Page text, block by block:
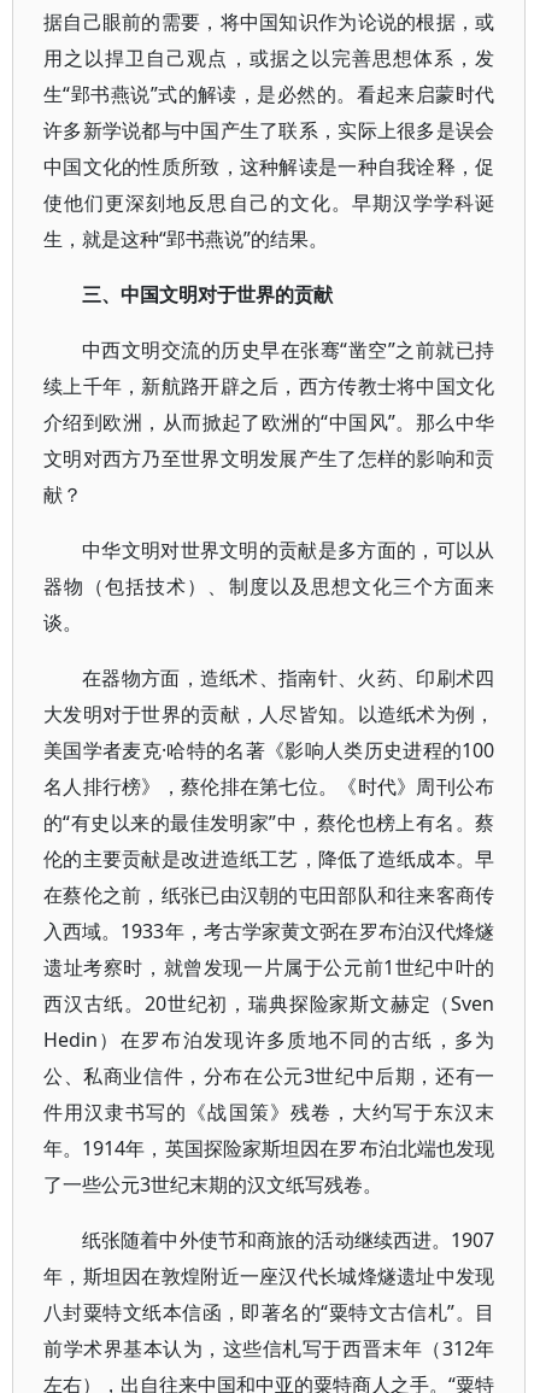
据自己眼前的需要，将中国知识作为论说的根据，或
用之以捍卫自己观点，或据之以完善思想体系，发
生“郢书燕说”式的解读，是必然的。看起来启蒙时代
许多新学说都与中国产生了联系，实际上很多是误会
中国文化的性质所致，这种解读是一种自我诠释，促
使他们更深刻地反思自己的文化。早期汉学学科诞
生，就是这种“郢书燕说”的结果。
三、中国文明对于世界的贡献
中西文明交流的历史早在张骞“凿空”之前就已持
续上千年，新航路开辟之后，西方传教士将中国文化
介绍到欧洲，从而掀起了欧洲的“中国风”。那么中华
文明对西方乃至世界文明发展产生了怎样的影响和贡
献？
中华文明对世界文明的贡献是多方面的，可以从
器物（包括技术）、制度以及思想文化三个方面来
谈。
在器物方面，造纸术、指南针、火药、印刷术四
大发明对于世界的贡献，人尽皆知。以造纸术为例，
美国学者麦克·哈特的名著《影响人类历史进程的100
名人排行榜》，蔡伦排在第七位。《时代》周刊公布
的“有史以来的最佳发明家”中，蔡伦也榜上有名。蔡
伦的主要贡献是改进造纸工艺，降低了造纸成本。早
在蔡伦之前，纸张已由汉朝的屯田部队和往来客商传
入西域。1933年，考古学家黄文弼在罗布泊汉代烽燧
遗址考察时，就曾发现一片属于公元前1世纪中叶的
西汉古纸。20世纪初，瑞典探险家斯文赫定（Sven
Hedin）在罗布泊发现许多质地不同的古纸，多为
公、私商业信件，分布在公元3世纪中后期，还有一
件用汉隶书写的《战国策》残卷，大约写于东汉末
年。1914年，英国探险家斯坦因在罗布泊北端也发现
了一些公元3世纪末期的汉文纸写残卷。
纸张随着中外使节和商旅的活动继续西进。1907
年，斯坦因在敦煌附近一座汉代长城烽燧遗址中发现
八封粟特文纸本信函，即著名的“粟特文古信札”。目
前学术界基本认为，这些信札写于西晋末年（312年
左右），出自往来中国和中亚的粟特商人之手。“粟特